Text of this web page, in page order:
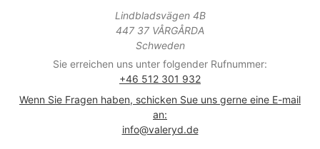
Lindbladsvägen 4B
447 37 VÅRGÅRDA
Schweden
Sie erreichen uns unter folgender Rufnummer:
+46 512 301 932
Wenn Sie Fragen haben, schicken Sue uns gerne eine E-mail
an:
info@valeryd.de